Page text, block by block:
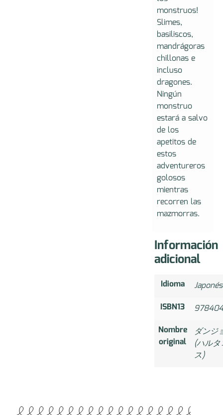
monstruos!
Slimes,
basiliscos,
mandrágoras
chillonas e
incluso
dragones.
Ningún
monstruo
estará a salvo
de los
apetitos de
estos
adventureros
golosos
mientras
recorren las
mazmorras.
Información
adicional
Idioma
Japonés
ISBN13
Nombre
original
ダンジ
(ハル
ス)